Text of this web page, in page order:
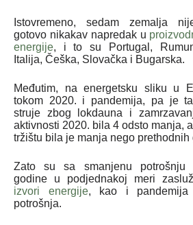
Istovremeno, sedam zemalja
gotovo nikakav napredak u
energije, i to su Portugal,
Italija, Češka, Slovačka i Bugarska.
Međutim, na energetsku sliku u
tokom 2020. i pandemija, pa je
struje zbog lokdauna i
aktivnosti 2020. bila 4 odsto manja,
tržištu bila je manja nego prethodnih
Zato su sa smanjenu potrošnju
godine u podjednakoj meri
izvori energije, kao i pandemija
potrošnja.